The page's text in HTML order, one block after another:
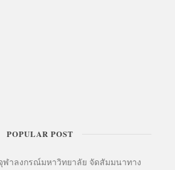
POPULAR POST
ฬาลงกรณ์มหาวิทยาลัย จัดสัมมนาทาง